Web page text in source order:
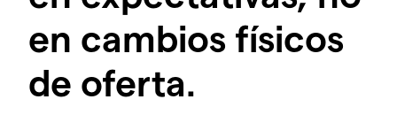
en cambios físicos
de oferta.